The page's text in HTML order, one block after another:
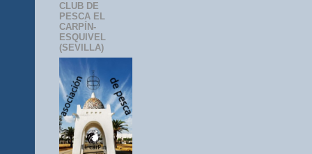
CLUB DE
PESCA EL
CARPÍN-
ESQUIVEL
(SEVILLA)